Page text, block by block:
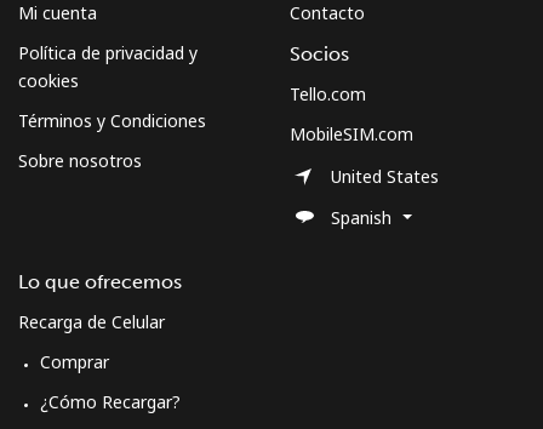
Mi cuenta
Política de privacidad y
cookies
Términos y Condiciones
Sobre nosotros
Lo que ofrecemos
Recarga de Celular
Comprar
¿Cómo Recargar?
Contacto
Socios
Tello.com
MobileSIM.com
United States
Spanish